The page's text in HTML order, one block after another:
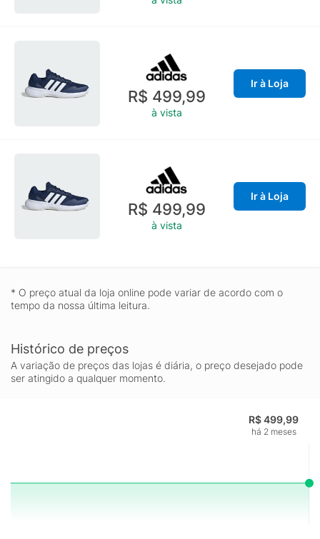
R$ 499,99
à vista
Ir à Loja
R$ 499,99
à vista
Ir à Loja
* O preço atual da loja online pode variar de acordo com o
tempo da nossa última leitura.
Histórico de preços
A variação de preços das lojas é diária, o preço desejado pode
ser atingido a qualquer momento.
R$ 499,99
há 2 meses